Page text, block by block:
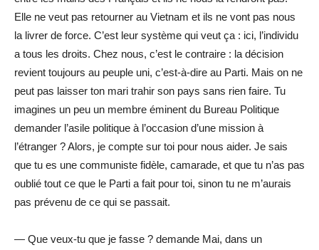
Elle ne veut pas retourner au Vietnam et ils ne vont pas nous
la livrer de force. C’est leur système qui veut ça : ici, l’individu
a tous les droits. Chez nous, c’est le contraire : la décision
revient toujours au peuple uni, c’est-à-dire au Parti. Mais on ne
peut pas laisser ton mari trahir son pays sans rien faire. Tu
imagines un peu un membre éminent du Bureau Politique
demander l’asile politique à l’occasion d’une mission à
l’étranger ? Alors, je compte sur toi pour nous aider. Je sais
que tu es une communiste fidèle, camarade, et que tu n’as pas
oublié tout ce que le Parti a fait pour toi, sinon tu ne m’aurais
pas prévenu de ce qui se passait.
— Que veux-tu que je fasse ? demande Mai, dans un